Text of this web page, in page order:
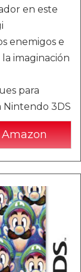
en este
enemigos e
imaginación
para
Nintendo 3DS